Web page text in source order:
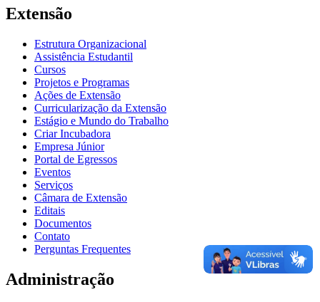
Extensão
Estrutura Organizacional
Assistência Estudantil
Cursos
Projetos e Programas
Ações de Extensão
Curricularização da Extensão
Estágio e Mundo do Trabalho
Criar Incubadora
Empresa Júnior
Portal de Egressos
Eventos
Serviços
Câmara de Extensão
Editais
Documentos
Contato
Perguntas Frequentes
Administração